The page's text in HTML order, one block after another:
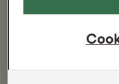
och koka